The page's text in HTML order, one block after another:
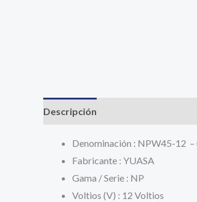
Descripción
Denominación : NPW45-12
Fabricante : YUASA
Gama / Serie : NP
Voltios (V) : 12 Voltios